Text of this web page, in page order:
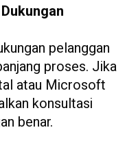
pelanggan
proses. Jika
atau Microsoft
konsultasi
benar.